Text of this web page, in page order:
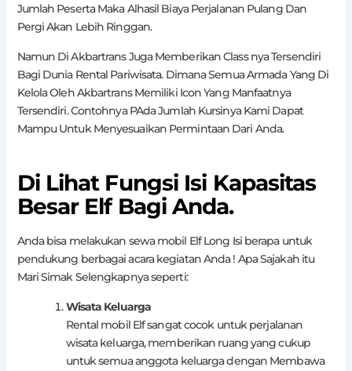
Jumlah Peserta Maka Alhasil Biaya Perjalanan Pulang Dan
Pergi Akan Lebih Ringgan.
Namun Di Akbartrans Juga Memberikan Class nya Tersendiri
Bagi Dunia Rental Pariwisata. Dimana Semua Armada Yang Di
Kelola Oleh Akbartrans Memiliki Icon Yang Manfaatnya
Tersendiri. Contohnya PAda Jumlah Kursinya Kami Dapat
Mampu Untuk Menyesuaikan Permintaan Dari Anda.
Di Lihat Fungsi Isi Kapasitas
Besar Elf Bagi Anda.
Anda bisa melakukan sewa mobil Elf Long Isi berapa untuk
pendukung berbagai acara kegiatan Anda ! Apa Sajakah itu
Mari Simak Selengkapnya seperti:
Wisata Keluarga
Rental mobil Elf sangat cocok untuk perjalanan
wisata keluarga, memberikan ruang yang cukup
untuk semua anggota keluarga dengan Membawa